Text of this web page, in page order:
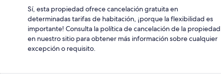
Sí, esta propiedad ofrece cancelación gratuita en
determinadas tarifas de habitación, ¡porque la flexibilidad es
importante! Consulta la política de cancelación de la propiedad
en nuestro sitio para obtener más información sobre cualquier
excepción o requisito.